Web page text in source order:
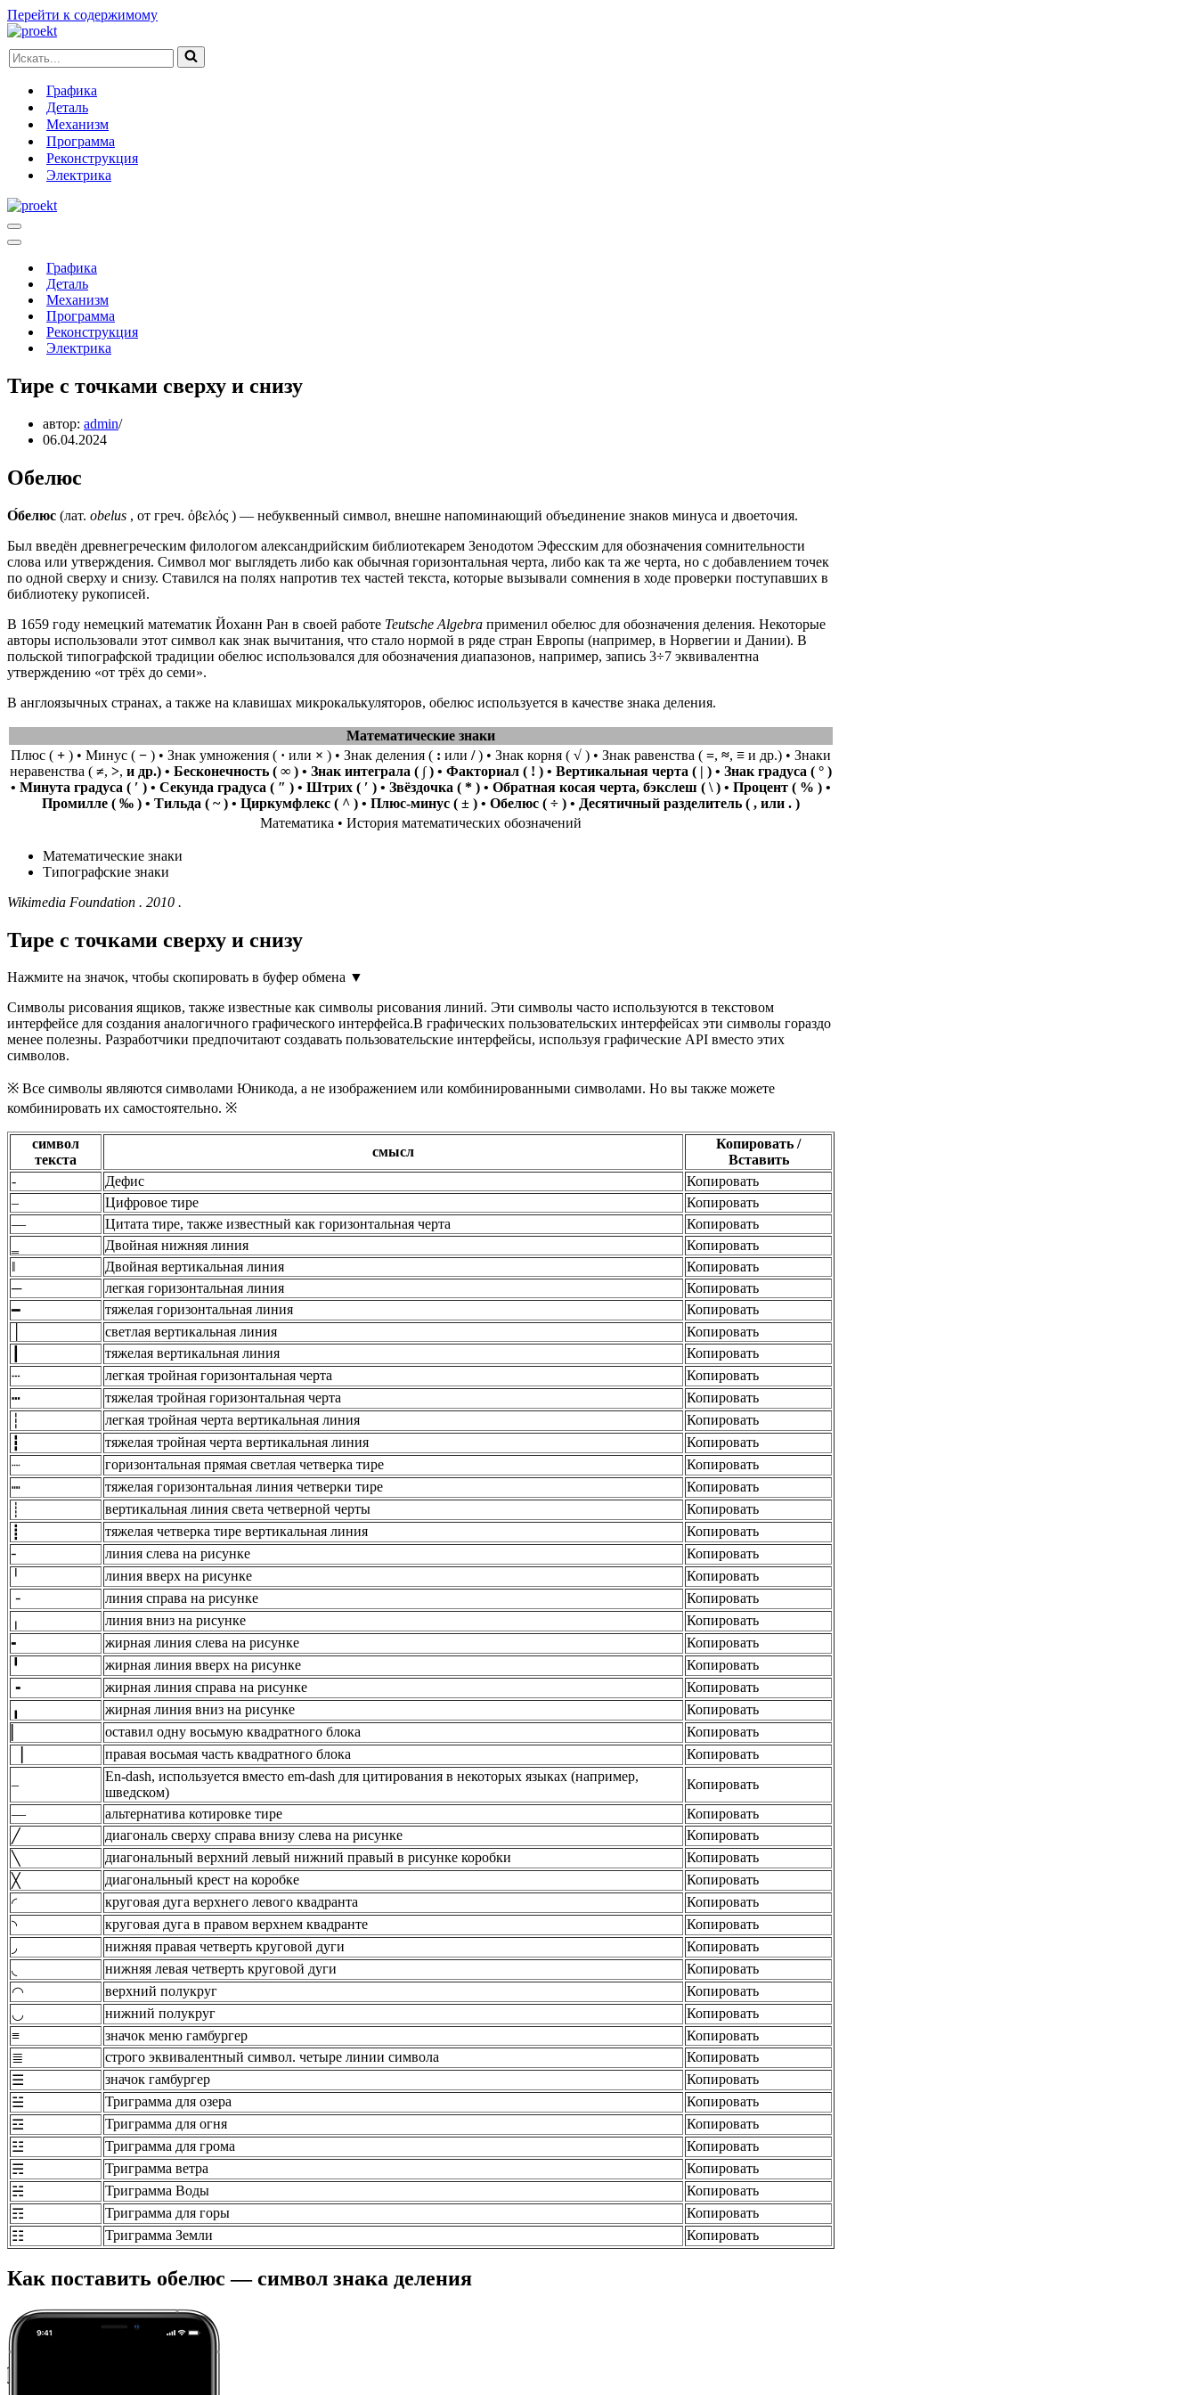
Перейти к содержимому
Искать...
Графика
Деталь
Механизм
Программа
Реконструкция
Электрика
Меню
навигации
Меню
навигацииГрафика
Деталь
Механизм
Программа
Реконструкция
Электрика
Тире с точками сверху и снизу
автор: admin
06.04.2024
Обелюс
О́белюс (лат. obelus , от греч. ὀβελός ) — небуквенный символ, внешне напоминающий объединение знаков минуса и двоеточия.
Был введён древнегреческим филологом александрийским библиотекарем Зенодотом Эфесским для обозначения сомнительности
слова или утверждения. Символ мог выглядеть либо как обычная горизонтальная черта, либо как та же черта, но с добавлением точек
по одной сверху и снизу. Ставился на полях напротив тех частей текста, которые вызывали сомнения в ходе проверки поступавших в
библиотеку рукописей.
В 1659 году немецкий математик Йоханн Ран в своей работе Teutsche Algebra применил обелюс для обозначения деления. Некоторые
авторы использовали этот символ как знак вычитания, что стало нормой в ряде стран Европы (например, в Норвегии и Дании). В
польской типографской традиции обелюс использовался для обозначения диапазонов, например, запись 3÷7 эквивалентна
утверждению «от трёх до семи».
В англоязычных странах, а также на клавишах микрокалькуляторов, обелюс используется в качестве знака деления.
Математические знаки
Плюс (+ ) • Минус (− ) • Знак умножения ( · или × ) • Знак деления ( : или/) • Знак корня (√ ) • Знак равенства (=,≈,≡ и др.) • Знаки
неравенства (≠,>,и др.) • Бесконечность (∞ ) • Знак интеграла ( ∫) • Факториал ( ! ) • Вертикальная черта ( | ) • Знак градуса (° )
• Минута градуса ( ′ ) • Секунда градуса ( ″ ) • Штрих ( ′ ) • Звёздочка (* ) • Обратная косая черта, бэкслеш (\) • Процент ( % ) •
Промилле (‰ ) • Тильда (~) • Циркумфлекс ( ^ ) • Плюс-минус (± ) •Обелюс (÷ ) • Десятичный разделитель (, или. )
Математика • История математических обозначений
Математические знаки
Типографские знаки
Wikimedia Foundation . 2010 .
Тире с точками сверху и снизу
Нажмите на значок, чтобы скопировать в буфер обмена ▼
Символы рисования ящиков, также известные как символы рисования линий. Эти символы часто используются в текстовом
интерфейсе для создания аналогичного графического интерфейса.В графических пользовательских интерфейсах эти символы гораздо
менее полезны. Разработчики предпочитают создавать пользовательские интерфейсы, используя графические API вместо этих
символов.
※ Все символы являются символами Юникода, а не изображением или комбинированными символами. Но вы также можете
комбинировать их самостоятельно. ※
символ
текста
смысл
Копировать /
Вставить
‐
Дефис
Копировать
‒
Цифровое тире
Копировать
―
Цитата тире, также известный как горизонтальная черта
Копировать
Двойная нижняя линия
Копировать
‖
Двойная вертикальная линия
Копировать
─
легкая горизонтальная линия
Копировать
━
тяжелая горизонтальная линия
Копировать
светлая вертикальная линия
Копировать
тяжелая вертикальная линия
Копировать
┄
легкая тройная горизонтальная черта
Копировать
┅
тяжелая тройная горизонтальная черта
Копировать
┆
легкая тройная черта вертикальная линия
Копировать
┇
тяжелая тройная черта вертикальная линия
Копировать
┈
горизонтальная прямая светлая четверка тире
Копировать
┉
тяжелая горизонтальная линия четверки тире
Копировать
┊
вертикальная линия света четверной черты
Копировать
┋
тяжелая четверка тире вертикальная линия
Копировать
╴
линия слева на рисунке
Копировать
╵
линия вверх на рисунке
Копировать
╶
линия справа на рисунке
Копировать
╷
линия вниз на рисунке
Копировать
╸
жирная линия слева на рисунке
Копировать
╹
жирная линия вверх на рисунке
Копировать
╺
жирная линия справа на рисунке
Копировать
╻
жирная линия вниз на рисунке
Копировать
оставил одну восьмую квадратного блока
Копировать
правая восьмая часть квадратного блока
Копировать
–
En-dash, используется вместо em-dash для цитирования в некоторых языках (например,
шведском)
Копировать
—
альтернатива котировке тире
Копировать
╱
диагональ сверху справа внизу слева на рисунке
Копировать
╲
диагональный верхний левый нижний правый в рисунке коробки
Копировать
╳
диагональный крест на коробке
Копировать
◜
круговая дуга верхнего левого квадранта
Копировать
◝
круговая дуга в правом верхнем квадранте
Копировать
◞
нижняя правая четверть круговой дуги
Копировать
◟
нижняя левая четверть круговой дуги
Копировать
◠
верхний полукруг
Копировать
◡
нижний полукруг
Копировать
≡
значок меню гамбургер
Копировать
≣
строго эквивалентный символ. четыре линии символа
Копировать
☰
значок гамбургер
Копировать
☱
Триграмма для озера
Копировать
☲
Триграмма для огня
Копировать
☳
Триграмма для грома
Копировать
☴
Триграмма ветра
Копировать
☵
Триграмма Воды
Копировать
☶
Триграмма для горы
Копировать
☷
Триграмма Земли Копировать
Как поставить обелюс — символ знака деления